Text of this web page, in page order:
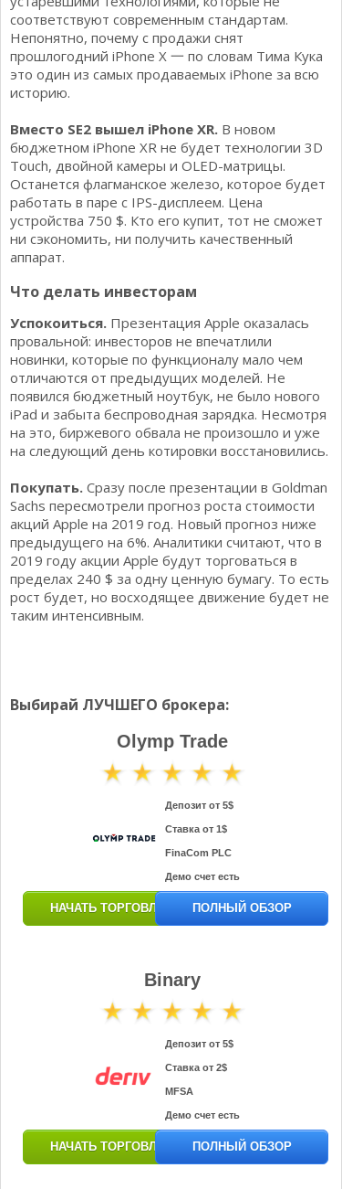
соответствуют современным стандартам.
Непонятно, почему с продажи снят
прошлогодний iPhone Х 一 по словам Тима Кука
это один из самых продаваемых iPhone за всю
историю.
Вместо SE2 вышел iPhone XR. В новом
бюджетном iPhone XR не будет технологии 3D
Touch, двойной камеры и OLED-матрицы.
Останется флагманское железо, которое будет
работать в паре с IPS-дисплеем. Цена
устройства 750 $. Кто его купит, тот не сможет
ни сэкономить, ни получить качественный
аппарат.
Что делать инвесторам
Успокоиться. Презентация Apple оказалась
провальной: инвесторов не впечатлили
новинки, которые по функционалу мало чем
отличаются от предыдущих моделей. Не
появился бюджетный ноутбук, не было нового
iPad и забыта беспроводная зарядка. Несмотря
на это, биржевого обвала не произошло и уже
на следующий день котировки восстановились.
Покупать. Сразу после презентации в Goldman
Sachs пересмотрели прогноз роста стоимости
акций Apple на 2019 год. Новый прогноз ниже
предыдущего на 6%. Аналитики считают, что в
2019 году акции Apple будут торговаться в
пределах 240 $ за одну ценную бумагу. То есть
рост будет, но восходящее движение будет не
таким интенсивным.
Выбирай ЛУЧШЕГО брокера:
Olymp Trade
Депозит от 5$
Ставка от 1$
FinaCom PLC
Демо счет есть
НАЧАТЬ ТОРГОВЛЮ ПОЛНЫЙ ОБЗОР
Binary
Депозит от 5$
Ставка от 2$
MFSA
Демо счет есть
НАЧАТЬ ТОРГОВЛЮ ПОЛНЫЙ ОБЗОР